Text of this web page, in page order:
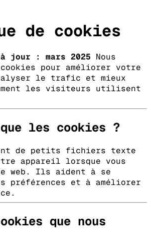
de cookies
jour : mars 2025 Nous
pour améliorer votre
le trafic et mieux
les visiteurs utilisent
les cookies ?
de petits fichiers texte
appareil lorsque vous
web. Ils aident à se
préférences et à améliorer
que nous